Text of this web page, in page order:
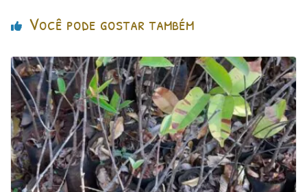
Você pode gostar também